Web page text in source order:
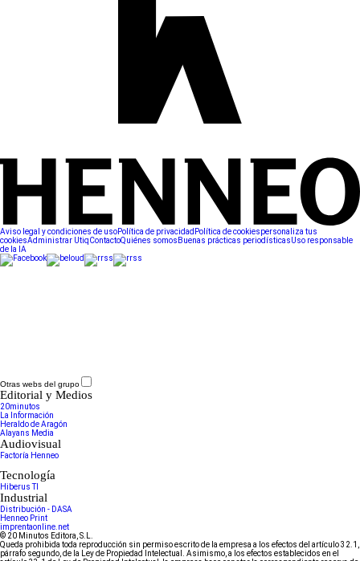
Aviso legal y condiciones de usoPolítica de privacidad Política de cookiespersonaliza tus
cookiesAdministrar UtiqContactoQuiénes somos Buenas prácticas periodísticasUso responsable
de la IA
Otras webs del grupo
Editorial y Medios
20minutos
La Información
Heraldo de Aragón
Alayans Media
Audiovisual
Factoría Henneo
Tecnología
Hiberus TI
Industrial
Distribución - DASA
Henneo Print
imprentaonline.net
© 20 Minutos Editora, S.L.
Queda prohibida toda reproducción sin permiso escrito de la empresa a los efectos del artículo 32.1,
párrafo segundo, de la Ley de Propiedad Intelectual. Asimismo, a los efectos establecidos en el